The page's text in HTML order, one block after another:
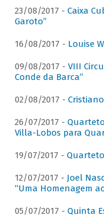
23/08/2017 - Caixa
Garoto”
16/08/2017 - Louise
09/08/2017 - VIII
Conde da Barca”
02/08/2017 -
26/07/2017 -
Villa-Lobos para
19/07/2017 -
12/07/2017 - Joel
“Uma Homenagem
05/07/2017 - Quinta